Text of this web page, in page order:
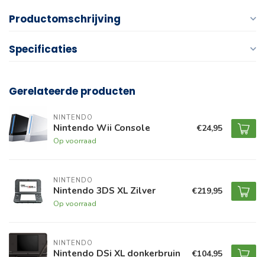
Productomschrijving
Specificaties
Gerelateerde producten
NINTENDO
Nintendo Wii Console
Op voorraad
€24,95
NINTENDO
Nintendo 3DS XL Zilver
Op voorraad
€219,95
NINTENDO
Nintendo DSi XL donkerbruin €104,95